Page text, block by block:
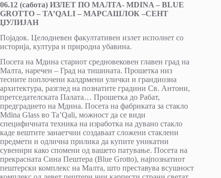
06.12 (сабота) ИЗЛЕТ ПО МАЛТА- МDINA – BLUE
GROTTO – TA’QАLI – МАРСАШЛОК –СЕНТ
ЏУЛИЈАН
Појадок. Целодневен факултативен излет исполнет со
историја, култура и природна убавина.
Посета на Мдина стариот средновековен главен град на
Малта, наречен – Град на тишината. Прошетка низ
тесните поплочени калдрмени улички и грандиозна
архитектура, разглед на познатите градини Св. Антони,
претседателската Палата… Прошетка до Рабат,
предградието на Мдина. Посета на фабриката за стакло
Mdina Glass во Ta’Qali, можност да се види
специфичната техника на изработка на дувано стакло
каде вештите занаетчии создаваат сложени стаклени
предмети и одлична прилика да купите уникатни
сувенири како спомени од вашето патување. Посета на
прекрасната Сина Пештера (Blue Grottо), најпознатиот
пештерски комплекс на Малта, што преставува всушност